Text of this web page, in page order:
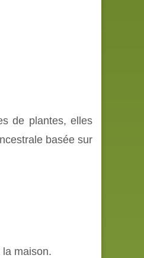
de plantes, elles
basée sur
maison.